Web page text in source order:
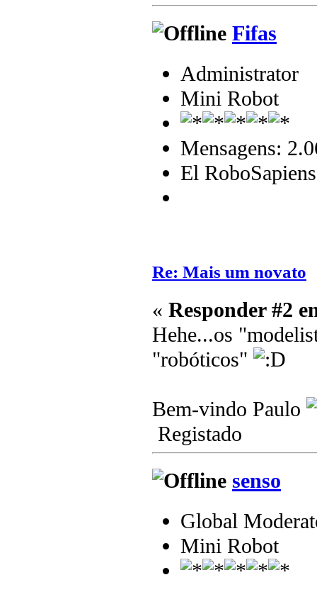
Fifas
Administrator
Mini Robot
Mensagens:
El RoboSapiens
Re: Mais um novato
« Responder #2
Hehe...os
"robóticos"
Bem-vindo Paulo
Registado
senso
Global
Mini Robot